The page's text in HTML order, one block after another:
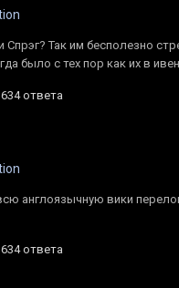
Так им бесполезно
было с тех пор как их в
ответа
англоязычную вики
ответа